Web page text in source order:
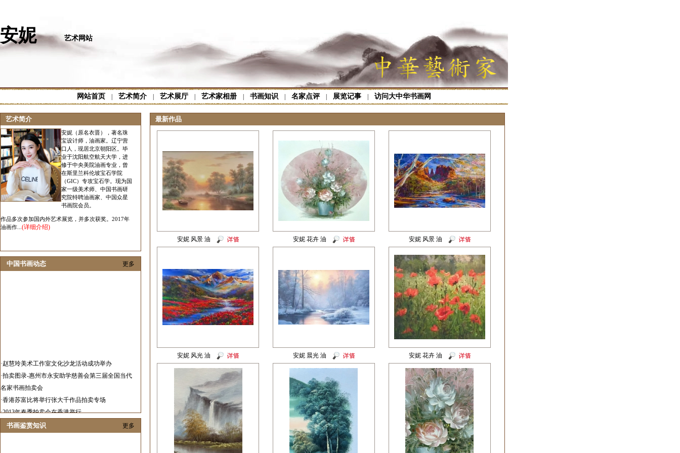
安妮 艺术网站
网站首页 艺术简介 艺术展厅 艺术家相册 书画知识 名家点评| 展览记事 访问大中华书画网
艺术简介
安妮（原名衣晋），著名珠
宝设计师，油画家。辽宁营
口人，现居北京朝阳区。毕
业于沈阳航空航天大学，进
修于中央美院油画专业，曾
在斯里兰科伦坡宝石学院
（GIC）专攻宝石学。现为国
家一级美术师、中国书画研
究院特聘油画家、中国众星
书画院会员。
作品多次参加国内外艺术展览，并多次获奖。2017年
油画作... (详细介绍)
中国书画动态 更多
赵慧玲美术工作室文化沙龙活动成功举办
拍卖图录-惠州市永安助学慈善会第三届全国当代
名家书画拍卖会
香港苏富比将举行张大千作品拍卖专场
2013年春季拍卖会在香港举行
·2012中国艺术发展报告隆重发布
·春华秋实当代画家邀请展在济南举行
书画鉴赏知识 更多
最新作品
安妮 风景 油 安妮 花卉 油 安妮 风景 油
安妮 风光 油 安妮 晨光 油 安妮 花卉 油